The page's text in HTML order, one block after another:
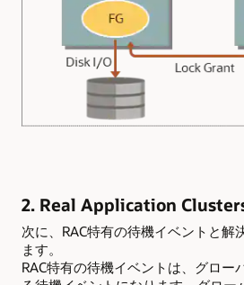
2. Real Application
次に、RAC特有の待機イベントと解
ます。
RAC特有の待機イベントは、グロー